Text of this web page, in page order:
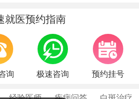
就医预约指南
询 极速咨询 预约挂号